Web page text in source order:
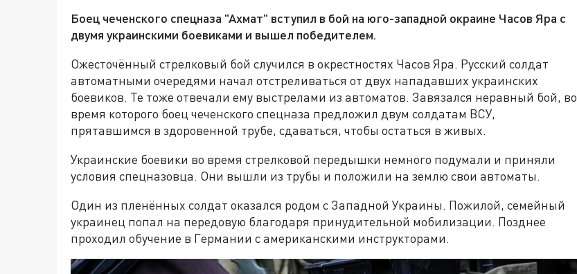
Боец чеченского спецназа "Ахмат" вступил в бой на юго-западной окраине Часов Яра с
двумя украинскими боевиками и вышел победителем.
Ожесточённый стрелковый бой случился в окрестностях Часов Яра. Русский солдат
автоматными очередями начал отстреливаться от двух нападавших украинских
боевиков. Те тоже отвечали ему выстрелами из автоматов. Завязался неравный бой, во
время которого боец чеченского спецназа предложил двум солдатам ВСУ,
прятавшимся в здоровенной трубе, сдаваться, чтобы остаться в живых.
Украинские боевики во время стрелковой передышки немного подумали и приняли
условия спецназовца. Они вышли из трубы и положили на землю свои автоматы.
Один из пленённых солдат оказался родом с Западной Украины. Пожилой, семейный
украинец попал на передовую благодаря принудительной мобилизации. Позднее
проходил обучение в Германии с американскими инструкторами.